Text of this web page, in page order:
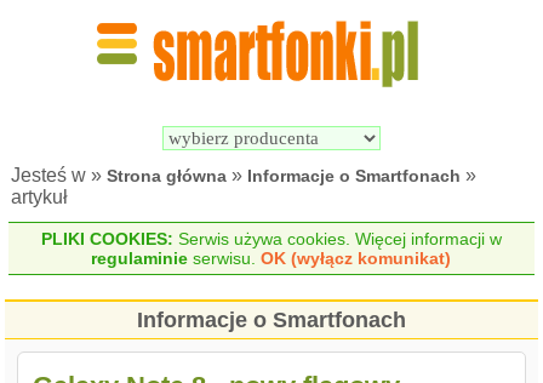
Jesteś w »Strona główna » Informacje o Smartfonach »
artykuł
PLIKI COOKIES: Serwis używa cookies. Więcej informacji w
regulaminie serwisu.OK (wyłącz komunikat)
Informacje o Smartfonach